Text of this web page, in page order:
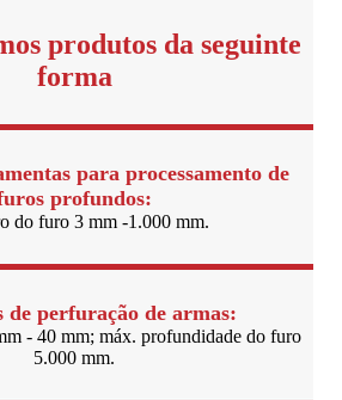
produtos da seguinte
forma
para processamento de
profundos:
do furo 3 mm -1.000 mm.
de perfuração de armas:
- 40 mm; máx. profundidade do furo
5.000 mm.